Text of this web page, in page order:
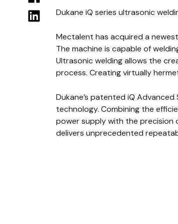
Dukane iQ series ultrasonic
Mectalent has acquired a
The machine is capable of
Ultrasonic welding allows the
process. Creating virtually
Dukane’s patented iQ
technology. Combining the
power supply with the precision
delivers unprecedented